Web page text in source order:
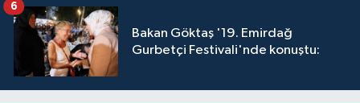
Bakan Göktaş '19. Emirdağ
Gurbetçi Festivali'nde konuştu:
6